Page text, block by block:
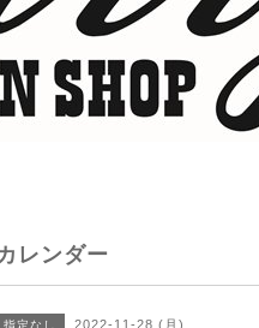
レンダー
指定なし 2022-11-28 (月)